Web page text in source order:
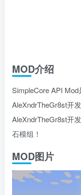
MOD介绍
SimpleCore API
AleXndrTheGr8st开
AleXndrTheGr8st开
石模组！
MOD图片